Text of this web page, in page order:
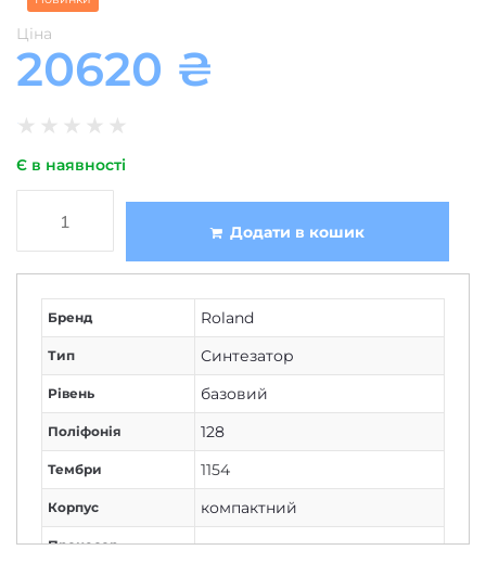
Ціна
20620 ₴
★ ★ ★ ★ ★
Є в наявності
Додати в кошик
Бренд Roland
Тип Синтезатор
Рівень базовий
Поліфонія 128
Тембри 1154
Корпус компактний
Процесор,